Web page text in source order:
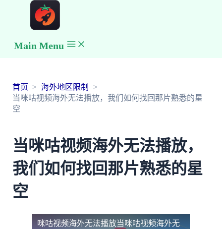
Main Menu
首页
海外地区限制
当咪咕视频海外无法播放，我们如何找回那片熟悉的星
空
当咪咕视频海外无法播放，
我们如何找回那片熟悉的星
空
咪咕视频海外无法播放当咪咕视频海外无